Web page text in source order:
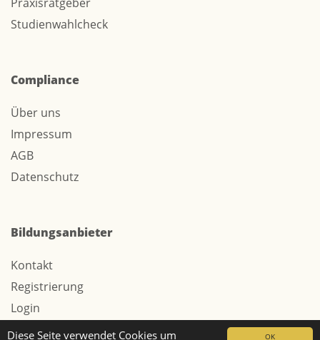
OK
Diese Seite verwendet Cookies um
Studienwahlcheck
Compliance
Über uns
Impressum
AGB
Datenschutz
Bildungsanbieter
Kontakt
Registrierung
Login
Werbung / Tarife